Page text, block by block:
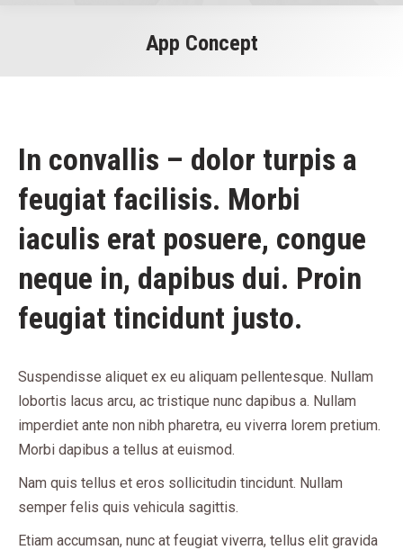
App Concept
In convallis – dolor turpis a
feugiat facilisis. Morbi
iaculis erat posuere, congue
neque in, dapibus dui. Proin
feugiat tincidunt justo.
Suspendisse aliquet ex eu aliquam pellentesque. Nullam
lobortis lacus arcu, ac tristique nunc dapibus a. Nullam
imperdiet ante non nibh pharetra, eu viverra lorem pretium.
Morbi dapibus a tellus at euismod.
Nam quis tellus et eros sollicitudin tincidunt. Nullam
semper felis quis vehicula sagittis.
Etiam accumsan, nunc at feugiat viverra, tellus elit gravida